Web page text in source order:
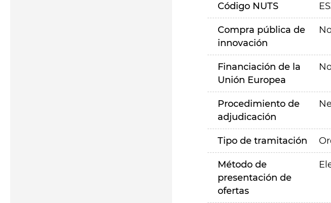
Código NUTS
Compra pública de
innovación
Financiación de la
Unión Europea
Procedimiento de
adjudicación
Tipo de tramitación
Método de
presentación de
ofertas